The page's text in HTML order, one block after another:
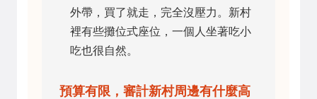
外帶，買了就走，完全沒壓力。新村
裡有些攤位式座位，一個人坐著吃小
吃也很自然。
預算有限，審計新村周邊有什麼高